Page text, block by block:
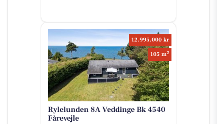
12.995.000 kr
105 m2
Rylelunden 8A Veddinge Bk 4540
Fårevejle